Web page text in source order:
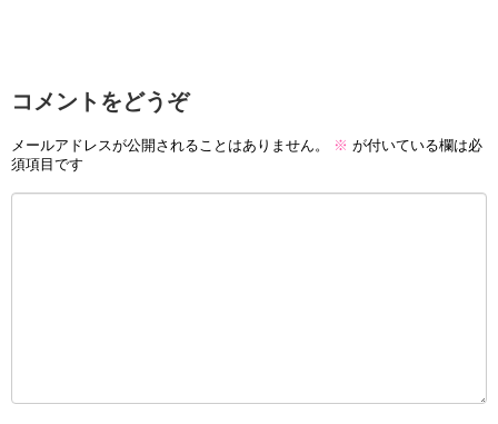
コメントをどうぞ
メールアドレスが公開されることはありません。 ※ が付いている欄は必
須項目です